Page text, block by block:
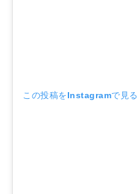
この投稿をInstagramで見る